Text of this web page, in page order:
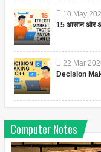
10 May
15 आसान और
22 Mar
Decision
Computer Notes